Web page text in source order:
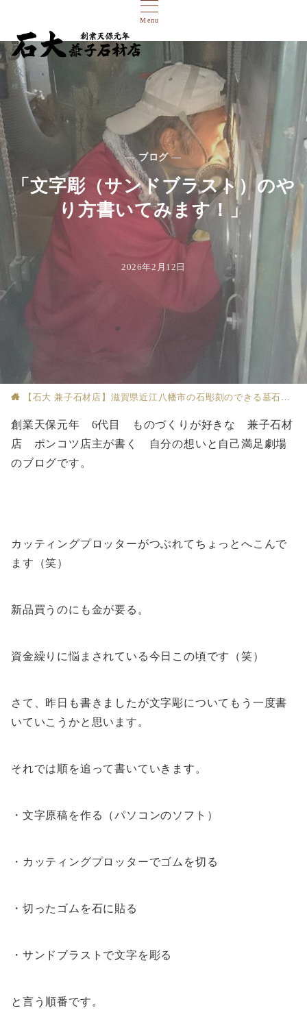
Menu
検索
— ブログ —
「文字彫（サンドブラスト）のや
り方書いてみます！」
2026年2月12日
【石大 兼子石材店】滋賀県近江八幡市の石彫刻のできる墓石店
創業天保元年 6代目 ものづくりが好きな 兼子石材
店 ポンコツ店主が書く 自分の想いと自己満足劇場
のブログです。
カッティングプロッターがつぶれてちょっとへこんで
ます（笑）
新品買うのにも金が要る。
資金繰りに悩まされている今日この頃です（笑）
さて、昨日も書きましたが文字彫についてもう一度書
いていこうかと思います。
それでは順を追って書いていきます。
・文字原稿を作る（パソコンのソフト）
・カッティングプロッターでゴムを切る
・切ったゴムを石に貼る
・サンドブラストで文字を彫る
と言う順番です。